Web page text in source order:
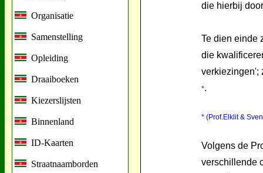
Organisatie
Samenstelling
Opleiding
Draaiboeken
Kiezerslijsten
Binnenland
ID-Kaarten
Straatnaamborden
die hierbij
Te dien einde
die
verkiezingen';
*.
* (Prof.Elklit &
Volgens de
verschillende